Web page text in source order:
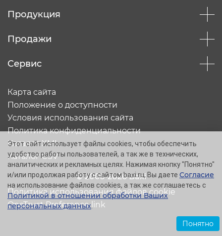
Продукция
Продажи
Сервис
© 2005-2026 Baxi
Карта сайта
Положение о доступности
Условия использования сайта
Политика конфиденциальности
Каталог XML
Каталог CSV
Политика использования файлов cookie
OneTrust Preference link
Этот сайт использует файлы cookies, чтобы обеспечить
удобство работы пользователей, а так же в технических,
аналитических и рекламных целях. Нажимая кнопку "Понятно"
и/или продолжая работу с сайтом baxi.ru, Вы даете Согласие
на использование файлов cookies, а так же соглашаетесь с
Политикой в отношении обработки Ваших
персональных данных.
Понятно